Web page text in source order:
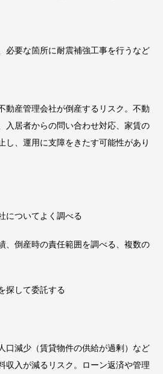
必要な箇所に耐震補強工事を行うなど
動産管理会社が倒産するリスク。不動
入居者からの問い合わせ対応、家賃の
し、運用に支障をきたす可能性があり
についてよく調べる
、倒産時の責任範囲を調べる、複数の
探して委託する
口減少（賃貸物件の供給が過剰）など
収入が減るリスク。ローン返済や管理